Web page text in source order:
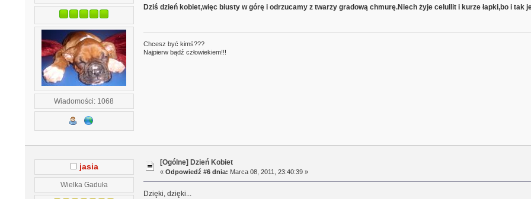
Wiadomości: 1068
Dziś dzień kobiet,więc biusty w górę i odrzucamy z twarzy gradową chmurę.Niech żyje celullit i kurze łapki,bo i tak
Chcesz być kimś???
Najpierw bądź człowiekiem!!!
jasia
Wielka Gaduła
[Ogólne] Dzień Kobiet
«Odpowiedź #6 dnia: Marca 08, 2011, 23:40:39 »
Dzięki, dzięki...